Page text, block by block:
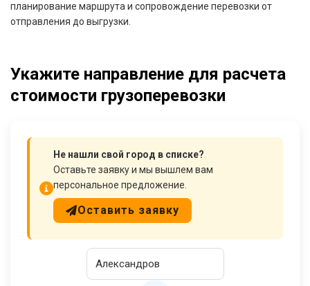
планирование маршрута и сопровождение перевозки от
отправления до выгрузки.
Укажите направление для расчета
стоимости грузоперевозки
Не нашли свой город в списке?
Оставьте заявку и мы вышлем вам
персональное предложение.
Оставить заявку